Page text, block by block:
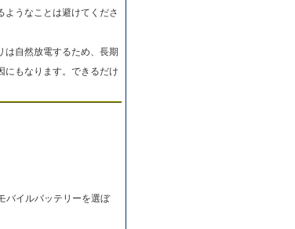
ようなことは避けてくださ
は自然放電するため、長期
にもなります。できるだけ
バイルバッテリーを選ぼ